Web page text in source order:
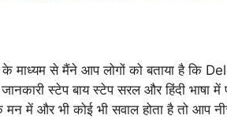
के माध्यम से मैंने आप लोगों को बताया है
स्टेप बाय स्टेप सरल और हिंदी भाषा
में और भी कोई भी सवाल होता है तो आप